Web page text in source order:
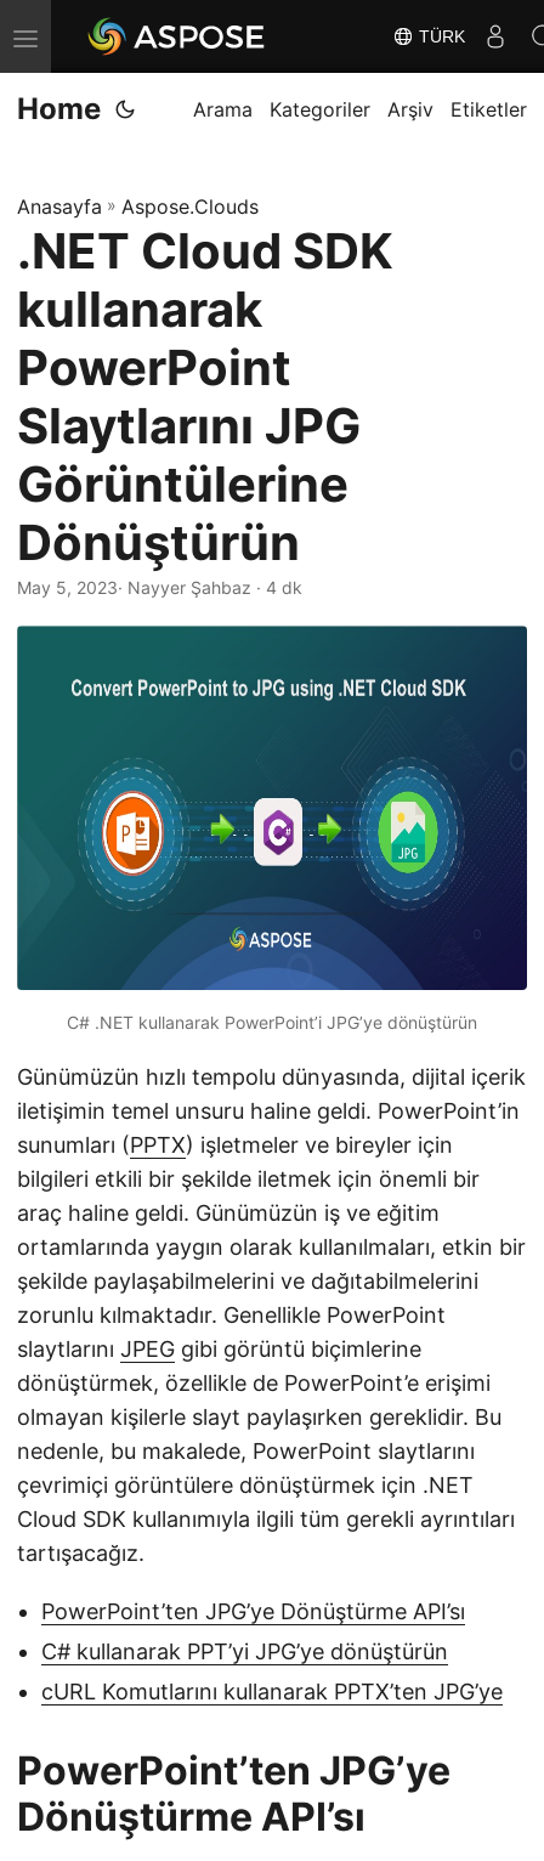
G
e
z
m
i
D
e
ğ
i
ş
i
r
TÜRK
Home Arama Kategoriler Arşiv Etiketler
Anasayfa » Aspose.Clouds
.NET Cloud SDK
kullanarak
PowerPoint
Slaytlarını JPG
Görüntülerine
Dönüştürün
May 5, 2023· Nayyer Şahbaz · 4 dk
C# .NET kullanarak PowerPoint’i JPG’ye dönüştürün
Günümüzün hızlı tempolu dünyasında, dijital içerik
iletişimin temel unsuru haline geldi. PowerPoint’in
sunumları (PPTX) işletmeler ve bireyler için
bilgileri etkili bir şekilde iletmek için önemli bir
araç haline geldi. Günümüzün iş ve eğitim
ortamlarında yaygın olarak kullanılmaları, etkin bir
şekilde paylaşabilmelerini ve dağıtabilmelerini
zorunlu kılmaktadır. Genellikle PowerPoint
slaytlarını JPEG gibi görüntü biçimlerine
dönüştürmek, özellikle de PowerPoint’e erişimi
olmayan kişilerle slayt paylaşırken gereklidir. Bu
nedenle, bu makalede, PowerPoint slaytlarını
çevrimiçi görüntülere dönüştürmek için .NET
Cloud SDK kullanımıyla ilgili tüm gerekli ayrıntıları
tartışacağız.
PowerPoint’ten JPG’ye Dönüştürme API’sı
C# kullanarak PPT’yi JPG’ye dönüştürün
cURL Komutlarını kullanarak PPTX’ten JPG’ye
PowerPoint’ten JPG’ye
Dönüştürme API’sı